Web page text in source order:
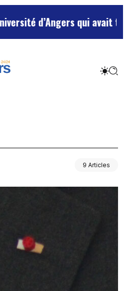
d’Angers qui avait traité
9 Articles